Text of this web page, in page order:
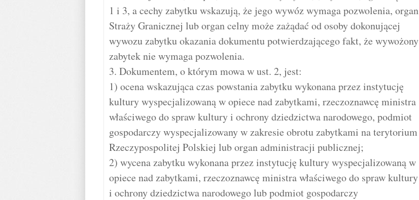
1 i 3, a cechy zabytku wskazują, że jego wywóz wymaga pozwolenia, organ
Straży Granicznej lub organ celny może zażądać od osoby dokonującej
wywozu zabytku okazania dokumentu potwierdzającego fakt, że wywożony
zabytek nie wymaga pozwolenia.
3. Dokumentem, o którym mowa w ust. 2, jest:
1) ocena wskazująca czas powstania zabytku wykonana przez instytucję
kultury wyspecjalizowaną w opiece nad zabytkami, rzeczoznawcę ministra
właściwego do spraw kultury i ochrony dziedzictwa narodowego, podmiot
gospodarczy wyspecjalizowany w zakresie obrotu zabytkami na terytorium
Rzeczypospolitej Polskiej lub organ administracji publicznej;
2) wycena zabytku wykonana przez instytucję kultury wyspecjalizowaną w
opiece nad zabytkami, rzeczoznawcę ministra właściwego do spraw kultury
i ochrony dziedzictwa narodowego lub podmiot gospodarczy